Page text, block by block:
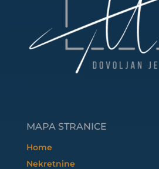
MAPA STRANICE
Home
Nekretnine